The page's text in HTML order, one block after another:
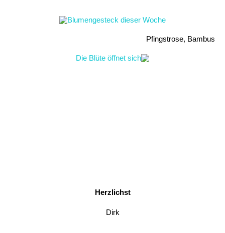
Pfingstrose, Bambus
Herzlichst
Dirk